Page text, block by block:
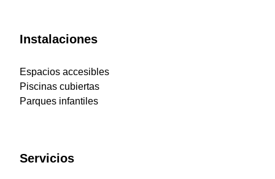
Instalaciones
Espacios accesibles
Piscinas cubiertas
Parques infantiles
Servicios